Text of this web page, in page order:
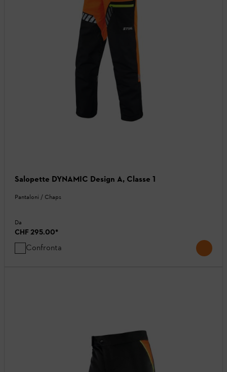
Salopette DYNAMIC Design A, Classe 1
Pantaloni / Chaps
Da
CHF 295.00*
Confronta